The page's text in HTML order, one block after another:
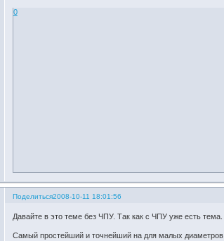
0
Поделиться2008-10-11 18:01:56
Давайте в это теме без ЧПУ. Так как с ЧПУ уже есть тема.
Самый простейший и точнейший на для малых диаметров.